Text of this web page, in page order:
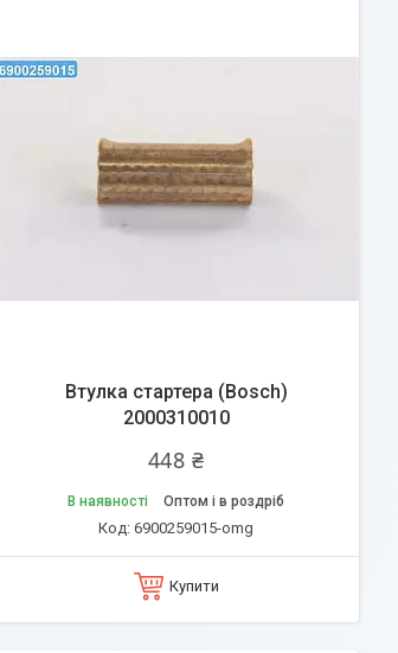
Втулка стартера (Bosch)
2000310010
448 ₴
В наявності Оптом і в роздріб
6900259015-omg
Купити